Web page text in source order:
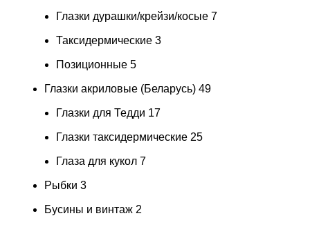
Глазки дурашки/крейзи/косые 7
Таксидермические 3
Позиционные 5
Глазки акриловые (Беларусь) 49
Глазки для Тедди 17
Глазки таксидермические 25
Глаза для кукол 7
Рыбки 3
Бусины и винтаж 2